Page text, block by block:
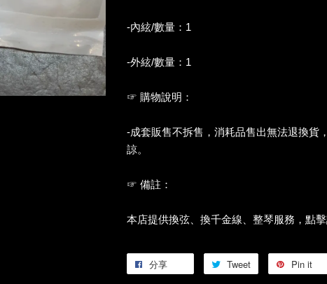
-內絃/數量：1
-外絃/數量：1
☞ 購物說明：
-成套販售不拆售，消耗品售出無法退換貨
諒。
☞ 備註：
本店提供換弦、換千金線、整琴服務，
分享 Tweet Pin it